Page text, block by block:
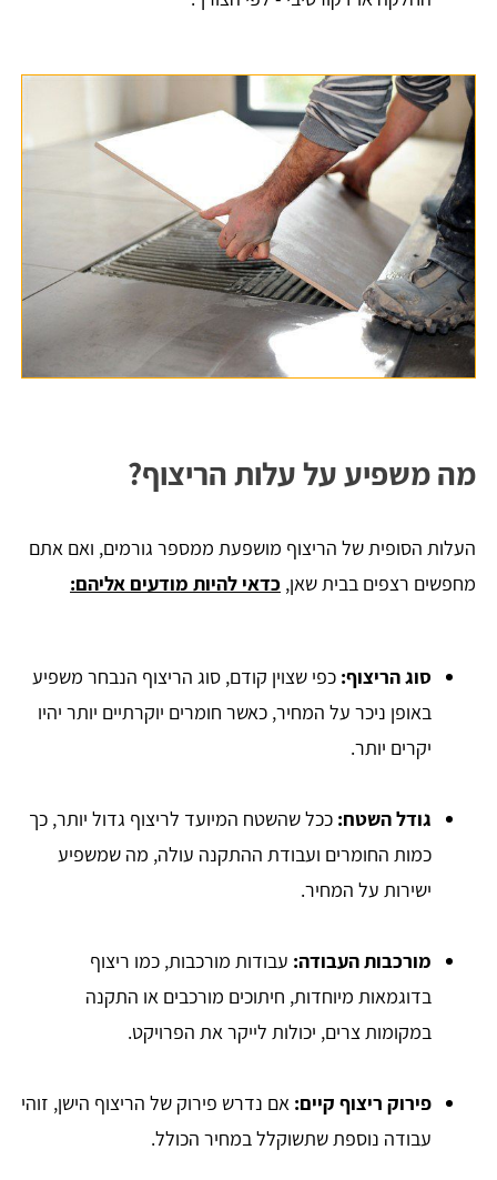
מה משפיע על עלות הריצוף?
העלות הסופית של הריצוף מושפעת ממספר גורמים, ואם אתם
מחפשים רצפים בבית שאן, כדאי להיות מודעים אליהם:
סוג הריצוף: כפי שצוין קודם, סוג הריצוף הנבחר משפיע
באופן ניכר על המחיר, כאשר חומרים יוקרתיים יותר יהיו
יקרים יותר.
גודל השטח: ככל שהשטח המיועד לריצוף גדול יותר, כך
כמות החומרים ועבודת ההתקנה עולה, מה שמשפיע
ישירות על המחיר.
מורכבות העבודה: עבודות מורכבות, כמו ריצוף
בדוגמאות מיוחדות, חיתוכים מורכבים או התקנה
במקומות צרים, יכולות לייקר את הפרויקט.
פירוק ריצוף קיים: אם נדרש פירוק של הריצוף הישן, זוהי
עבודה נוספת שתשוקלל במחיר הכולל.